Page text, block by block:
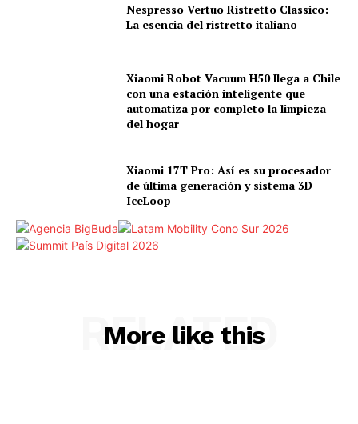
Nespresso Vertuo Ristretto Classico:
La esencia del ristretto italiano
Xiaomi Robot Vacuum H50 llega a Chile
con una estación inteligente que
automatiza por completo la limpieza
del hogar
Xiaomi 17T Pro: Así es su procesador
de última generación y sistema 3D
IceLoop
More like this
RELATED